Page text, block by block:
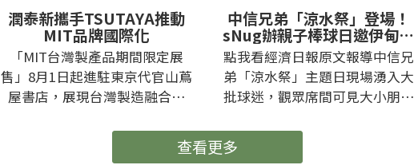
潤泰新攜手TSUTAYA推動
MIT品牌國際化
「MIT台灣製產品期間限定展
售」8月1日起進駐東京代官山蔦
屋書店，展現台灣製造融合設
等主視覺設計。圖／業者提供已
將目前網頁的網址複製到您的剪
中信兄弟「涼水祭」登場！
sNug辦親子棒球日邀伊甸童
共享夏日回憶
點我看經濟日報原文報導中信兄
弟「涼水祭」主題日現場湧入大
批球迷，觀眾席間可見大小朋友
賽事中感受清涼、熱鬧的球場應
援氛圍。 sNug/提供 暑假正式展
查看更多